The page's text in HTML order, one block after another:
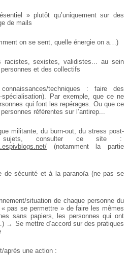
» plutôt qu’uniquement sur des
de mails
on se sent, quelle énergie on a…)
racistes, sexistes, validistes... au sein
et des collectifs
techniques : faire des
Par exemple, que ce ne
qui font les repérages. Ou que ce
référentes sur l’antirep...
militante, du burn-out, du stress post-
sujets, consulter ce site :
(notamment la partie
de sécurité et à la paranoïa (ne pas se
situation de chaque personne du
pas se permettre » de faire les mêmes
sans papiers, les personnes qui ont
→ Se mettre d’accord sur des pratiques
après une action :